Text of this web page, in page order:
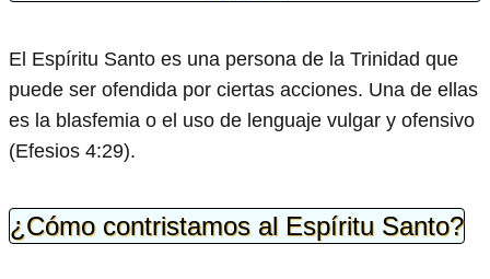
El Espíritu Santo es una persona de la Trinidad que
puede ser ofendida por ciertas acciones. Una de ellas
es la blasfemia o el uso de lenguaje vulgar y ofensivo
(Efesios 4:29).
¿Cómo contristamos al Espíritu Santo?